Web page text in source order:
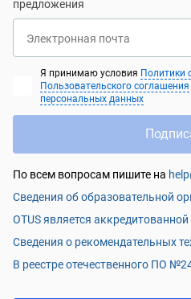
предложения
Электронная почта
Я принимаю условия Политики
Пользовательского соглашения
персональных данных
По всем вопросам пишите на
Сведения об образовательной
OTUS является
Сведения о рекомендательных
В реестре отечественного ПО